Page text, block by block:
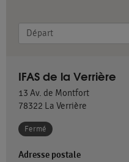
IFAS de la Verrière
13 Av. de Montfort
78322 La Verrière
Fermé
Adresse postale